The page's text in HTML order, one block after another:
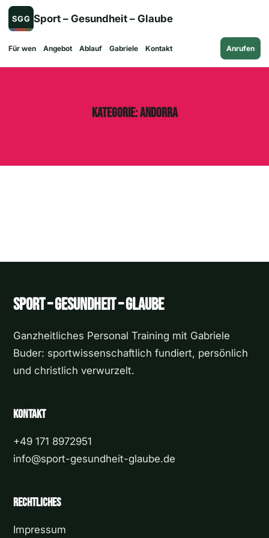
Zum
Inhalt
springen
SGG Sport – Gesundheit – Glaube
Für wen Angebot Ablauf Gabriele Kontakt Anrufen
Kategorie:Andorra
Sport – Gesundheit – Glaube
Ganzheitliches Personal Training mit Gabriele
Buder: sportwissenschaftlich fundiert, persönlich
und christlich verwurzelt.
Kontakt
+49 171 8972951
info@sport-gesundheit-glaube.de
Rechtliches
Impressum